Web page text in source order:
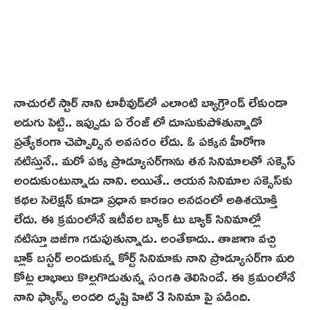
నాచురల్ స్టార్ నాని టాలీవుడ్‌లో ఎలాంటి బ్యాగ్రౌండ్ లేకుండా
అడుగు పెట్టి.. ఇప్పుడు ఏ రేంజ్ లో దూసుకుపోతున్నాడో
ప్రత్యేకంగా చెప్పాల్సిన అవసరం లేదు. ఓ పక్కన హీరోగా
నటిస్తునే.. మ‌రో పక్క ప్రొడ్యూసర్‌గాను తన సినిమాలతో సక్సెస్
అందుకుంటున్నాడు నాని. అయితే.. ఆయన సినిమాల సక్సెస్‌కు
కథల సెలెక్షన్ కూడా ప్రధాన కారణం అనడంలో అతిశయోక్తి
లేదు. ఈ క్రమంలోనే ఇటీవల బ్యాక్ టు బ్యాక్ సినిమాల్లో
నటిస్తూ బిజీగా గడుపుతున్నాడు. అంతేకాదు.. తాజాగా వచ్చి
బ్లాక్ బస్టర్ అందుకున్న కోర్ట్‌ సినిమాకు నాని ప్రొడ్యూసర్‌గా మరి
కోట్ల లాభాలు కొల్లగొడుతున్న సంగతి తెలిసిందే. ఈ క్రమంలోనే
నాని ఫ్యాన్స్ అందరి దృష్టి హిట్ 3 సినిమా పై పడింది.